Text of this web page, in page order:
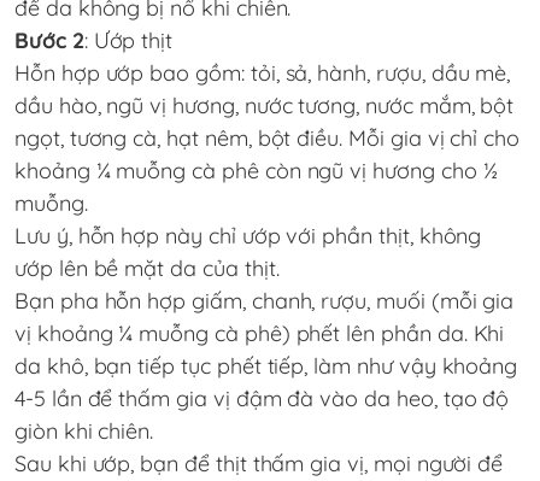
để da không bị nổ khi chiên.
Bước 2: Ướp thịt
Hỗn hợp ướp bao gồm: tỏi, sả, hành, rượu, dầu mè,
dầu hào, ngũ vị hương, nước tương, nước mắm, bột
ngọt, tương cà, hạt nêm, bột điều. Mỗi gia vị chỉ cho
khoảng ¼ muỗng cà phê còn ngũ vị hương cho ½
muỗng.
Lưu ý, hỗn hợp này chỉ ướp với phần thịt, không
ướp lên bề mặt da của thịt.
Bạn pha hỗn hợp giấm, chanh, rượu, muối (mỗi gia
vị khoảng ¼ muỗng cà phê) phết lên phần da. Khi
da khô, bạn tiếp tục phết tiếp, làm như vậy khoảng
4-5 lần để thấm gia vị đậm đà vào da heo, tạo độ
giòn khi chiên.
Sau khi ướp, bạn để thịt thấm gia vị, mọi người để